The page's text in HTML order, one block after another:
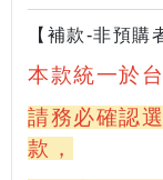
【補款-非預購
本款統一於
請務必確認
款，